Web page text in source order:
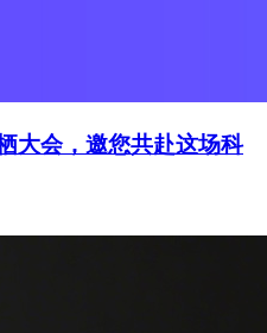
大会，邀您共赴这场科